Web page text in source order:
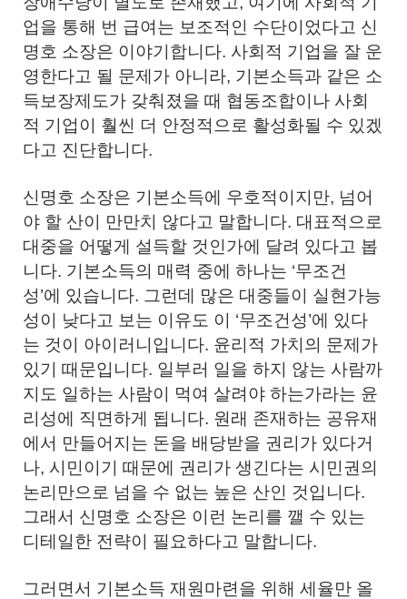
업을 통해 번 급여는 보조적인 수단이었다고 신
명호 소장은 이야기합니다. 사회적 기업을 잘 운
영한다고 될 문제가 아니라, 기본소득과 같은 소
득보장제도가 갖춰졌을 때 협동조합이나 사회
적 기업이 훨씬 더 안정적으로 활성화될 수 있겠
다고 진단합니다.
신명호 소장은 기본소득에 우호적이지만, 넘어
야 할 산이 만만치 않다고 말합니다. 대표적으로
대중을 어떻게 설득할 것인가에 달려 있다고 봅
니다. 기본소득의 매력 중에 하나는 ‘무조건
성’에 있습니다. 그런데 많은 대중들이 실현가능
성이 낮다고 보는 이유도 이 ‘무조건성’에 있다
는 것이 아이러니입니다. 윤리적 가치의 문제가
있기 때문입니다. 일부러 일을 하지 않는 사람까
지도 일하는 사람이 먹여 살려야 하는가라는 윤
리성에 직면하게 됩니다. 원래 존재하는 공유재
에서 만들어지는 돈을 배당받을 권리가 있다거
나, 시민이기 때문에 권리가 생긴다는 시민권의
논리만으로 넘을 수 없는 높은 산인 것입니다.
그래서 신명호 소장은 이런 논리를 깰 수 있는
디테일한 전략이 필요하다고 말합니다.
그러면서 기본소득 재원마련을 위해 세율만 올